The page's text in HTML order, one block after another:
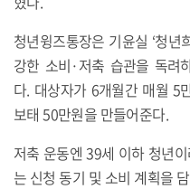
청년윙즈통장은 기윤실 ‘청년
강한 소비·저축 습관을 독려
다. 대상자가 6개월간 매월 5
보태 50만원을 만들어준다.
저축 운동엔 39세 이하 청년
는 신청 동기 및 소비 계획을